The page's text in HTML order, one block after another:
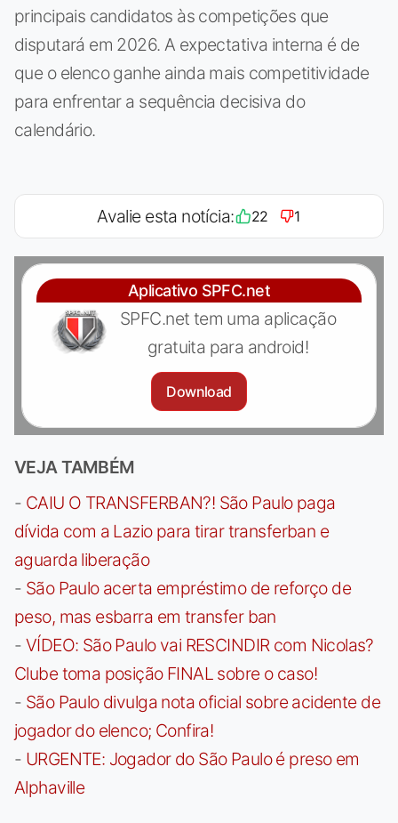
principais candidatos às competições que
disputará em 2026. A expectativa interna é de
que o elenco ganhe ainda mais competitividade
para enfrentar a sequência decisiva do
calendário.
Avalie esta notícia: 22 1
Aplicativo SPFC.net
SPFC.net tem uma aplicação
gratuita para android!
Download
VEJA TAMBÉM
- CAIU O TRANSFERBAN?! São Paulo paga
dívida com a Lazio para tirar transferban e
aguarda liberação
- São Paulo acerta empréstimo de reforço de
peso, mas esbarra em transfer ban
- VÍDEO: São Paulo vai RESCINDIR com Nicolas?
Clube toma posição FINAL sobre o caso!
- São Paulo divulga nota oficial sobre acidente de
jogador do elenco; Confira!
- URGENTE: Jogador do São Paulo é preso em
Alphaville